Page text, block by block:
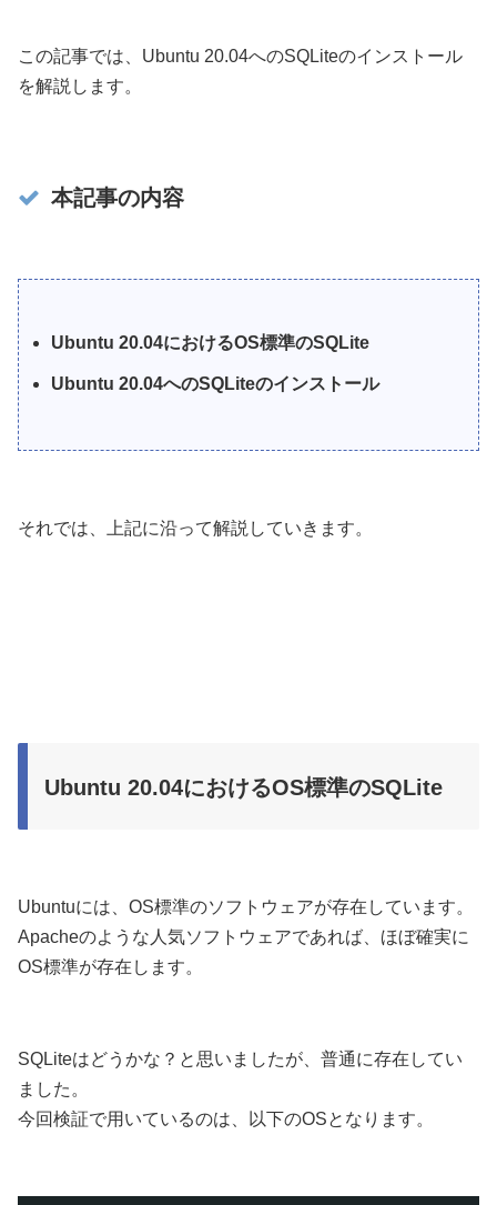
この記事では、Ubuntu 20.04へのSQLiteのインストール
を解説します。
本記事の内容
Ubuntu 20.04におけるOS標準のSQLite
Ubuntu 20.04へのSQLiteのインストール
それでは、上記に沿って解説していきます。
Ubuntu 20.04におけるOS標準のSQLite
Ubuntuには、OS標準のソフトウェアが存在しています。
Apacheのような人気ソフトウェアであれば、ほぼ確実に
OS標準が存在します。
SQLiteはどうかな？と思いましたが、普通に存在してい
ました。
今回検証で用いているのは、以下のOSとなります。